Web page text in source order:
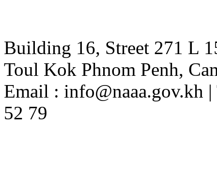
Building 16, Street 271 L
Toul Kok Phnom Penh,
Email : info@naaa.gov.kh
52 79